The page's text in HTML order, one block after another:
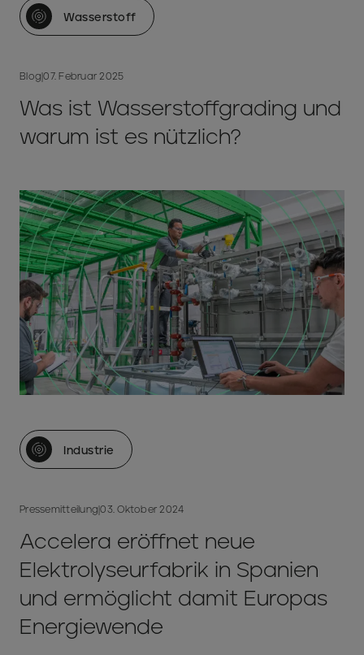
Wasserstoff
Blog|07. Februar 2025
Was ist Wasserstoffgrading und
warum ist es nützlich?
Industrie
Pressemitteilung|03. Oktober 2024
Accelera eröffnet neue
Elektrolyseurfabrik in Spanien
und ermöglicht damit Europas
Energiewende